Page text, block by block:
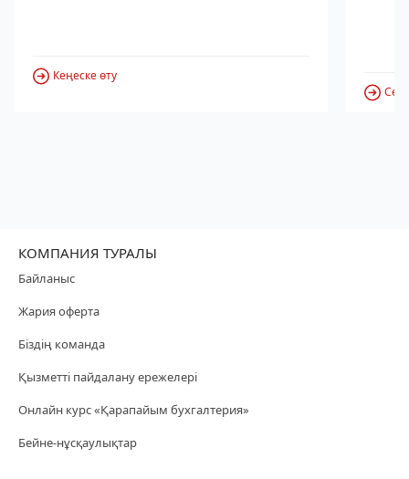
Кеңеске өту
КОМПАНИЯ ТУРАЛЫ
Байланыс
Жария оферта
Біздің команда
Қызметті пайдалану ережелері
Онлайн курс «Қарапайым бухгалтерия»
Бейне-нұсқаулықтар